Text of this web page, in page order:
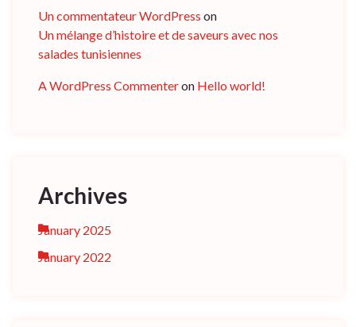
Un commentateur WordPress on
Un mélange d’histoire et de saveurs avec nos
salades tunisiennes
A WordPress Commenteron Hello world!
Archives
January 2025
January 2022